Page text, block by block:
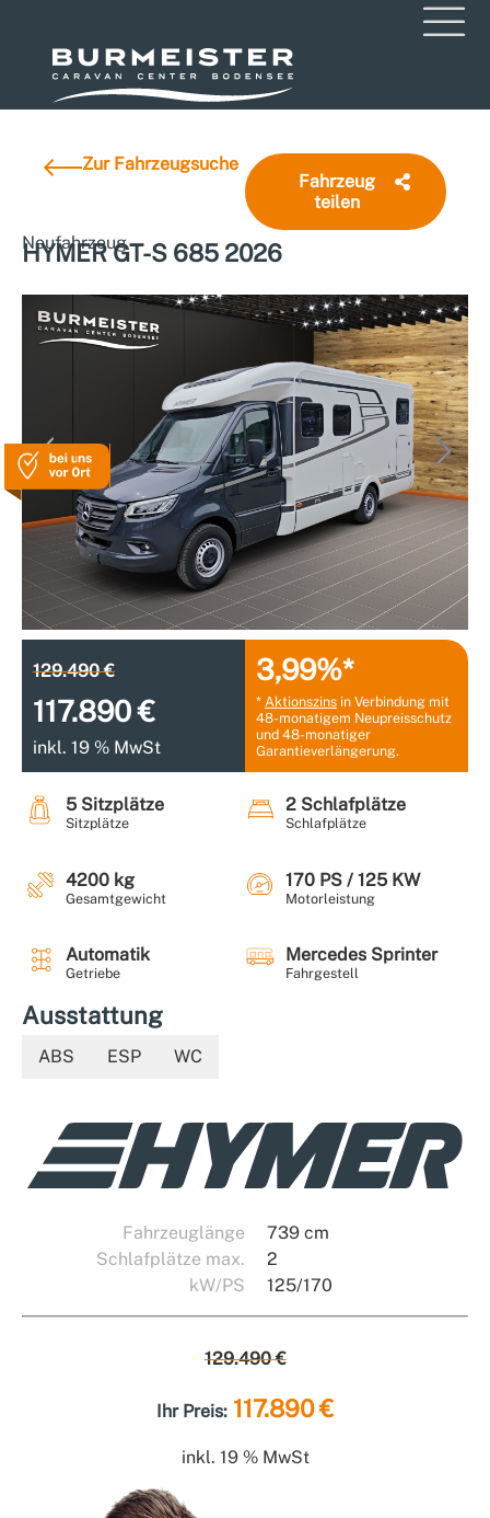
Zur Fahrzeugsuche
Fahrzeug
teilen
Neufahrzeug
HYMER GT-S 685 2026
129.490 €
117.890 €
inkl. 19 % MwSt
3,99%*
* Aktionszins in Verbindung mit
48-monatigem Neupreisschutz
und 48-monatiger
Garantieverlängerung.
5 Sitzplätze
Sitzplätze
2 Schlafplätze
Schlafplätze
4200 kg
Gesamtgewicht
170 PS / 125 KW
Motorleistung
Automatik
Getriebe
Mercedes Sprinter
Fahrgestell
Ausstattung
ABS ESP WC
Fahrzeuglänge
739 cm
Schlafplätze max.
2
kW/PS
125/170
129.490 €
Ihr Preis: 117.890 €
inkl. 19 % MwSt